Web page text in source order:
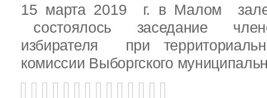
15 марта 2019 г. в Малом
состоялось заседание
избирателя при
комиссии Выборгского